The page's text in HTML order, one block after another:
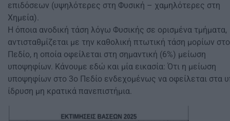
επιδόσεων (υψηλότερες στη Φυσική – χαμηλότερες στη
Χημεία).
Η όποια ανοδική τάση λόγω Φυσικής σε ορισμένα τμήματα,
αντισταθμίζεται με την καθολική πτωτική τάση μορίων
Πεδίο, η οποία οφείλεται στη σημαντική (6%) μείωση
υποψηφίων. Κάνουμε εδώ και μία εικασία: Ότι η μείωση
υποψηφίων στο 3ο Πεδίο ενδεχομένως να οφείλεται στα
ίδρυση μη κρατικά πανεπιστήμια.